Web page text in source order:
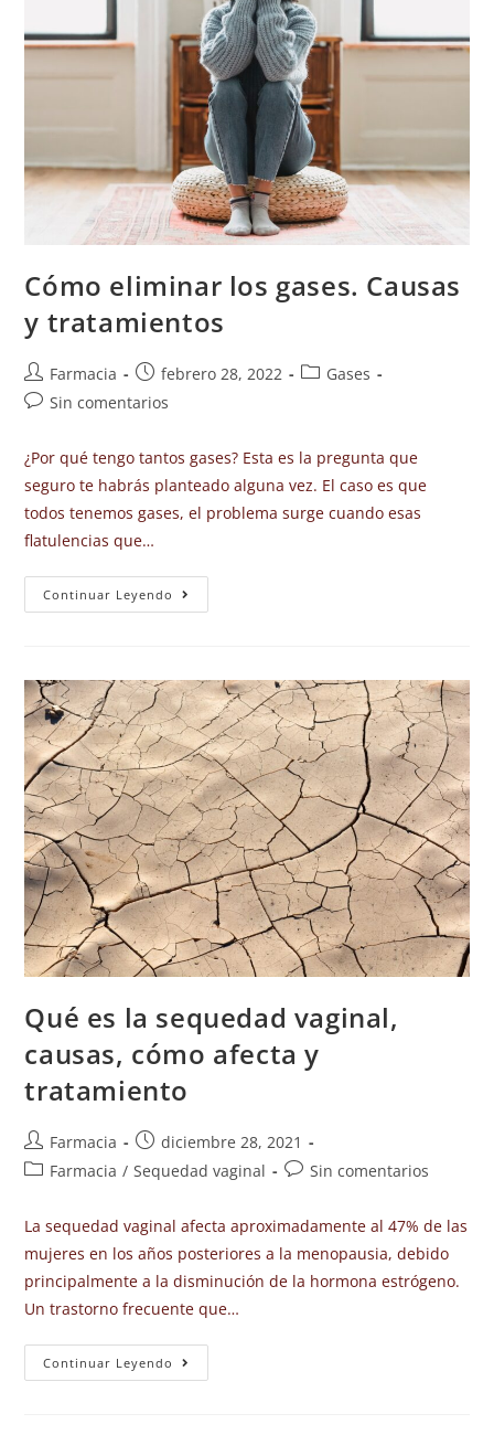
Cómo eliminar los gases. Causas
y tratamientos
Farmacia febrero 28, 2022
Gases
Sin comentarios
¿Por qué tengo tantos gases? Esta es la pregunta que
seguro te habrás planteado alguna vez. El caso es que
todos tenemos gases, el problema surge cuando esas
flatulencias que…
Continuar Leyendo
Qué es la sequedad vaginal,
causas, cómo afecta y
tratamiento
Farmacia
diciembre 28, 2021
Farmacia / Sequedad vaginal Sin comentarios
La sequedad vaginal afecta aproximadamente al 47% de las
mujeres en los años posteriores a la menopausia, debido
principalmente a la disminución de la hormona estrógeno.
Un trastorno frecuente que…
Continuar Leyendo